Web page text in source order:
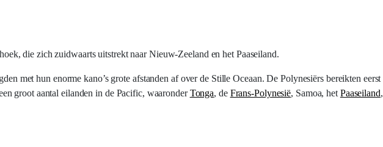
die zich zuidwaarts uitstrekt naar Nieuw-Zeeland en het Paaseiland.
met hun enorme kano’s grote afstanden af over de Stille Oceaan. De Polynesiërs bereikten eerst
groot aantal eilanden in de Pacific, waaronderTonga, de Frans-Polynesië, Samoa, het Paaseiland,